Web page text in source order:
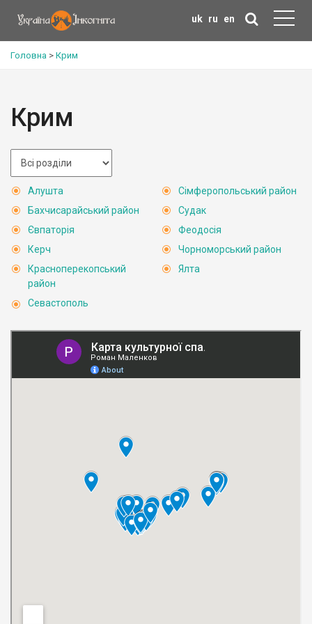
uk ru en
Головна > Крим
Крим
Алушта
Бахчисарайський район
Євпаторія
Керч
Красноперекопський
район
Севастополь
Сімферопольський район
Судак
Феодосія
Чорноморський район
Ялта